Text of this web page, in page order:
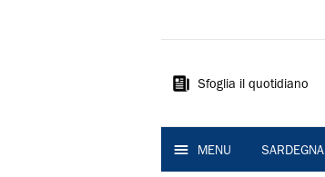
Sardegna
Sfoglia il quotidiano
MENU SARDEGNA